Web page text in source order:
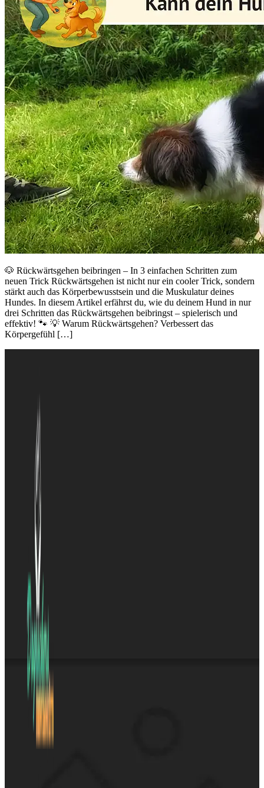
🐶 Rückwärtsgehen beibringen – In 3 einfachen Schritten zum
neuen Trick Rückwärtsgehen ist nicht nur ein cooler Trick, sondern
stärkt auch das Körperbewusstsein und die Muskulatur deines
Hundes. In diesem Artikel erfährst du, wie du deinem Hund in nur
drei Schritten das Rückwärtsgehen beibringst – spielerisch und
effektiv! 🐾 💡 Warum Rückwärtsgehen? Verbessert das
Körpergefühl […]